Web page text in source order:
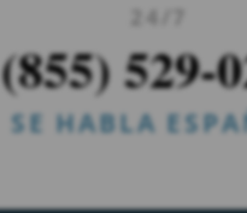
24/7
(855) 529-
SE HABLA